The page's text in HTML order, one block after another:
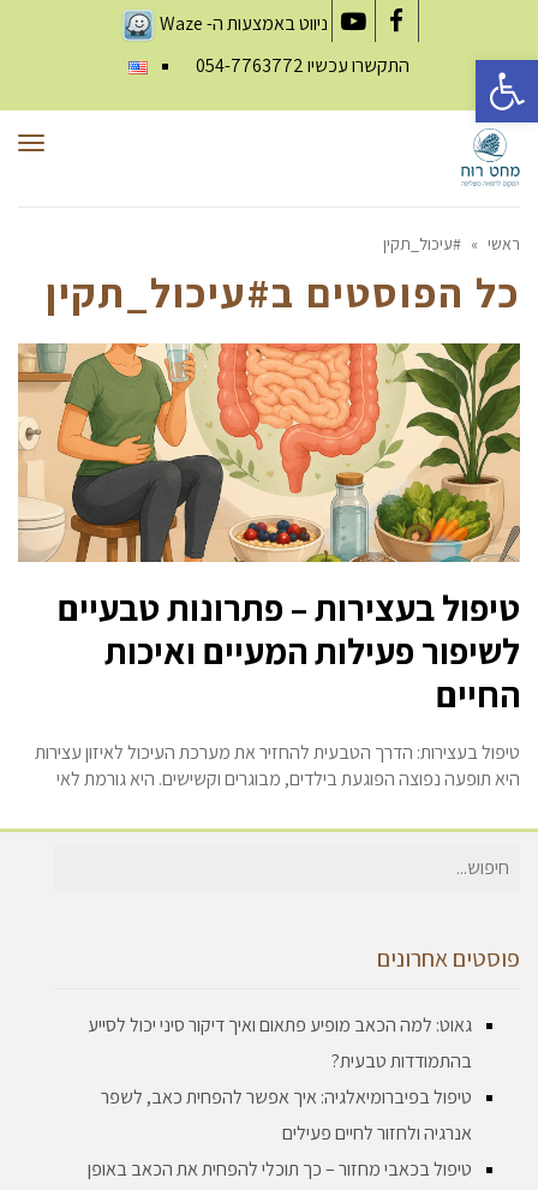
Facebook
YouTube
ניווט באמצעות ה-Waze
התקשרו עכשיו054-7763772
ראשי » #עיכול_תקין
כל הפוסטים ב#עיכול_תקין
טיפול בעצירות – פתרונות טבעיים
לשיפור פעילות המעיים ואיכות
החיים
טיפול בעצירות: הדרך הטבעית להחזיר את מערכת העיכול לאיזון עצירות
היא תופעה נפוצה הפוגעת בילדים, מבוגרים וקשישים. היא גורמת לאי
חיפוש
פוסטים אחרונים
גאוט: למה הכאב מופיע פתאום ואיך דיקור סיני יכול לסייע
בהתמודדות טבעית?
טיפול בפיברומיאלגיה: איך אפשר להפחית כאב, לשפר
אנרגיה ולחזור לחיים פעילים
טיפול בכאבי מחזור – כך תוכלי להפחית את הכאב באופן
פתח סרגל נגישות